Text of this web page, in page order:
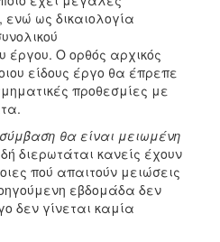
ενώ ως δικαιολογία
έργου. Ο ορθός αρχικός
είδους έργο θα έπρεπε
προθεσμίες με
θα είναι μειωμένη
διερωτάται κανείς έχουν
πού απαιτούν μειώσεις
εβδομάδα δεν
δεν γίνεται καμία